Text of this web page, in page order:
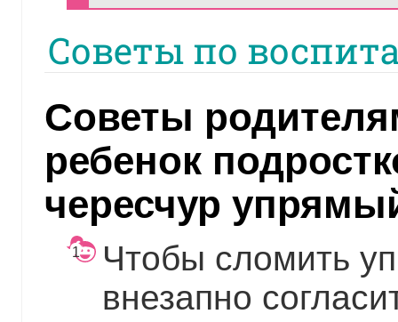
Советы по
Советы
ребенок
чересчур
Чтобы сломить
внезапно